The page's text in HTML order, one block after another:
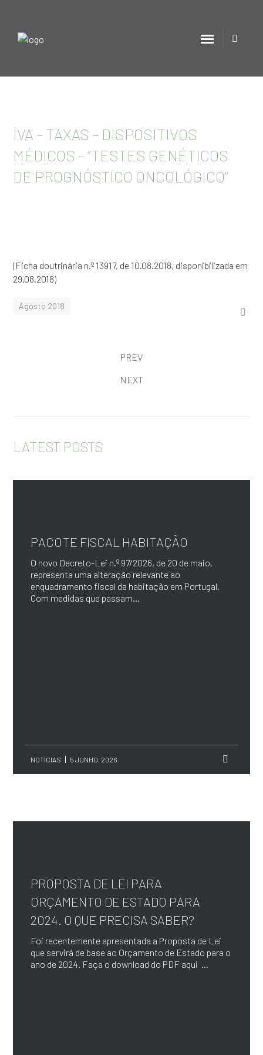
IVA – TAXAS – DISPOSITIVOS
MÉDICOS – “TESTES GENÉTICOS
DE PROGNÓSTICO ONCOLÓGICO”
(Ficha doutrinária n.º 13917, de 10.08.2018, disponibilizada em
29.08.2018)
Agosto 2018
PREV
NEXT
LATEST POSTS
PACOTE FISCAL HABITAÇÃO
O novo Decreto-Lei n.º 97/2026, de 20 de maio,
representa uma alteração relevante ao
enquadramento fiscal da habitação em Portugal.
Com medidas que passam...
NOTÍCIAS 5 JUNHO, 2026
PROPOSTA DE LEI PARA
ORÇAMENTO DE ESTADO PARA
2024. O QUE PRECISA SABER?
Foi recentemente apresentada a Proposta de Lei
que servirá de base ao Orçamento de Estado para o
ano de 2024. Faça o download do PDF aqui ...